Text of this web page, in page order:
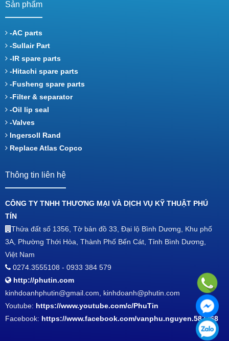
Sản phẩm
-AC parts
-Sullair Part
-IR spare parts
-Hitachi spare parts
-Fusheng spare parts
-Filter & separator
-Oil lip seal
-Valves
Ingersoll Rand
Replace Atlas Copco
Thông tin liên hệ
CÔNG TY TNHH THƯƠNG MẠI VÀ DỊCH VỤ KỸ THUẬT PHÚ
TÍN
Thửa đất số 1356, Tờ bản đồ 33, Đại lộ Bình Dương, Khu phố
3A, Phường Thới Hòa, Thành Phố Bến Cát, Tỉnh Bình Dương,
Việt Nam
0274.3555108 - 0933 384 579
http://phutin.com
kinhdoanhphutin@gmail.com, kinhdoanh@phutin.com
Youtube: https://www.youtube.com/c/PhuTin
Facebook: https://www.facebook.com/vanphu.nguyen.587268